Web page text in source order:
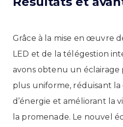
Grâce à la mise en œuvre
LED et de la télégestion
avons obtenu un éclairage
plus uniforme, réduisant la
d’énergie et améliorant la
la promenade. Le nouvel